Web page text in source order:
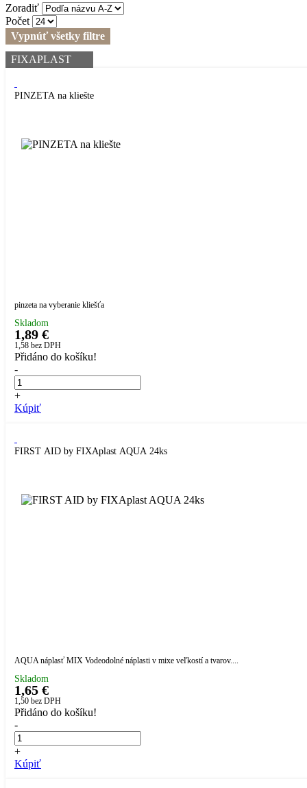
Zoradiť
Počet
Vypnúť všetky filtre
FIXAPLAST
PINZETA na kliešte
pinzeta na vyberanie kliešťa
Skladom
1,89 €
1,58 bez DPH
Přidáno do košíku!
-
+
Kúpiť
FIRST AID by FIXAplast AQUA 24ks
AQUA náplasť MIX Vodeodolné náplasti v mixe veľkostí a tvarov....
Skladom
1,65 €
1,50 bez DPH
Přidáno do košíku!
-
+
Kúpiť